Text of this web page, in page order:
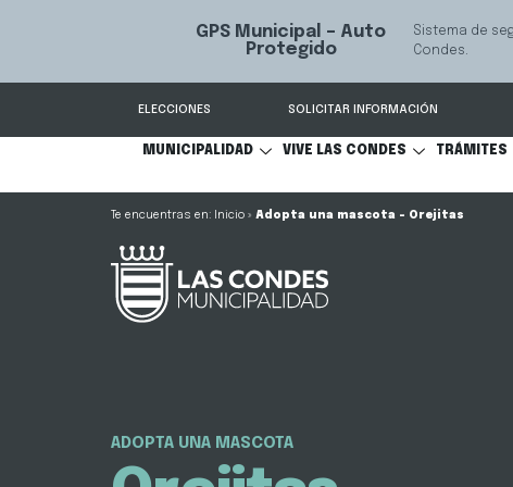
VER MÁS
ELECCIONES SOLICITAR INFORMACIÓN
MUNICIPALIDAD VIVE LAS CONDES TRÁMITES
Inicio » Adopta una mascota – Orejitas
ADOPTA UNA MASCOTA